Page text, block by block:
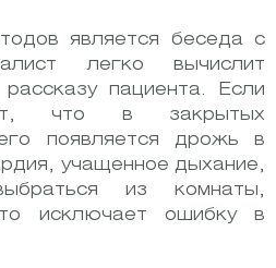
является беседа с
легко вычислит
пациента. Если
что в закрытых
появляется дрожь в
учащенное дыхание,
из комнаты,
исключает ошибку в